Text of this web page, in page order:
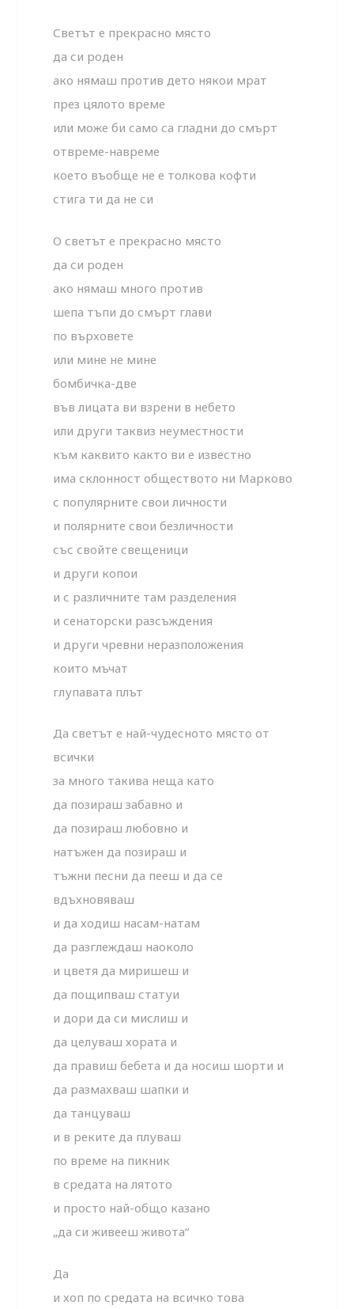
Светът е прекрасно място
да си роден
aко нямаш против дето някои мрат
през цялото време
или може би само са гладни до смърт
отвреме-навреме
което въобще не е толкова кофти
стига ти да не си
О светът е прекрасно място
да си роден
ако нямаш много против
шепа тъпи до смърт глави
по върховете
или мине не мине
бомбичка-две
във лицата ви взрени в небето
или други таквиз неуместности
към каквито както ви е известно
има склонност oбществото ни Марково
с популярните свои личности
и полярните свои безличности
със свойте свещеници
и други копои
и с различните там разделения
и сенаторски разсъждения
и други чревни неразположения
които мъчат
глупавата плът
Да светът е най-чудесното място от
всички
за много такива неща като
да позираш забавно и
да позираш любовно и
натъжен да позираш и
тъжни песни да пееш и да се
вдъхновяваш
и да ходиш насам-натам
да разглеждаш наоколо
и цветя да миришеш и
да пощипваш статуи
и дори да си мислиш и
да целуваш хората и
да правиш бебета и да носиш шорти и
да размахваш шапки и
да танцуваш
и в реките да плуваш
по време на пикник
в средата на лятото
и просто най-общо казано
„да си живееш живота“
Да
и хоп по средата на всичко това